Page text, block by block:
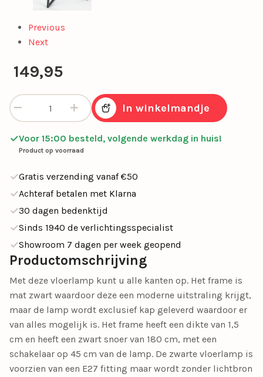
Previous
Next
149,95
Zwarte vloerlamp modern frame excl. kap aantal
In winkelmandje
Voor 15:00 besteld, volgende werkdag in huis!
Product op voorraad
Gratis verzending vanaf €50
Achteraf betalen met Klarna
30 dagen bedenktijd
Sinds 1940 de verlichtingsspecialist
Showroom 7 dagen per week geopend
Productomschrijving
Met deze vloerlamp kunt u alle kanten op. Het frame is
mat zwart waardoor deze een moderne uitstraling krijgt,
maar de lamp wordt exclusief kap geleverd waardoor er
van alles mogelijk is. Het frame heeft een dikte van 1,5
cm en heeft een zwart snoer van 180 cm, met een
schakelaar op 45 cm van de lamp. De zwarte vloerlamp is
voorzien van een E27 fitting maar wordt zonder lichtbron